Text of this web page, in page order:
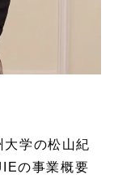
学の松山紀
の事業概要